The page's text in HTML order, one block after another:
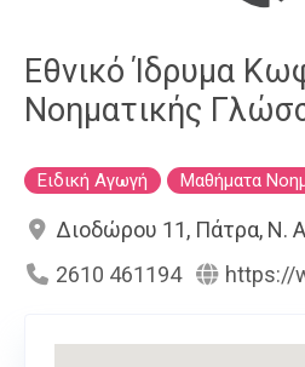
Εθνικό Ίδρυμα
Νοηματικής
Ειδική Αγωγή Μαθήματα
Διοδώρου 11, Πάτρα, Ν.
2610 461194
https://